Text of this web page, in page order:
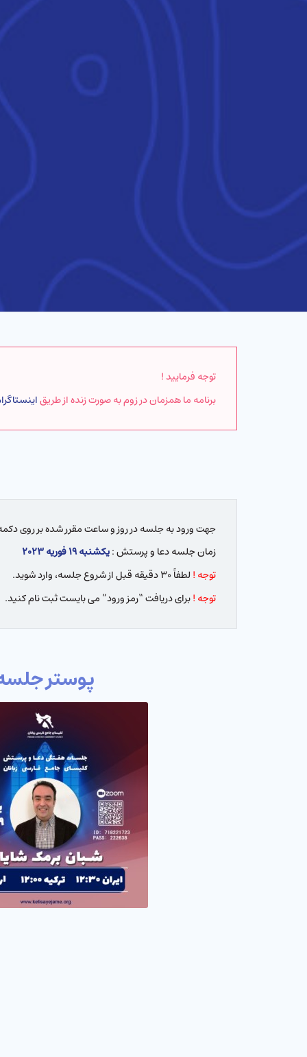
توجه فرمایید !
برنامه ما همزمان در زوم به صورت زنده از طریق
جهت ورود به جلسه در روز و ساعت مقرر شده بر روی
زمان جلسه دعا و پرستش :یکشنبه ۱۹ فوریه ۲۰۲۳
توجه ! لطفاً ۳۰ دقیقه قبل از شروع جلسه، وارد شوید.
توجه !برای دریافت “رمز ورود” می بایست ثبت نام کنید.
پوستر